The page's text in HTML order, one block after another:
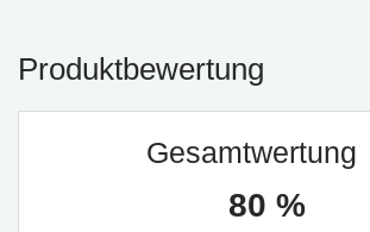
Produktbewertung
Gesamtwertung
80 %